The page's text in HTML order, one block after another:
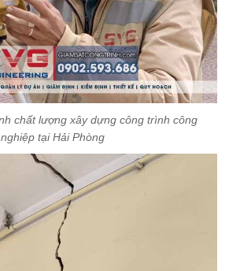
chất lượng xây dựng công trình công
nghiệp tại Hải Phòng